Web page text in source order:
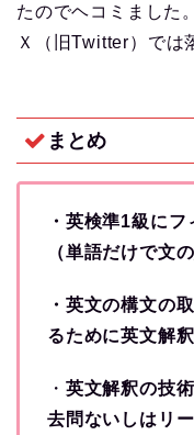
たのでヘコミました。
Ｘ（旧Twitter）では
まとめ
・英検準1級に
（単語だけで文
・英文の構文の
るために英文解
・ 英文解釈の技
去問ないしはリ